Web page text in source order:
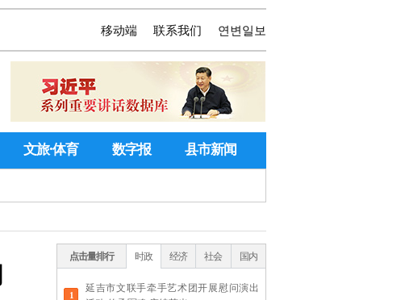
연변일보
联系我们
移动端
文旅·体育 数字报 县市新闻
点击量排行 时政 经济 社会 国内
延吉市文联手牵手艺术团开展慰问演出